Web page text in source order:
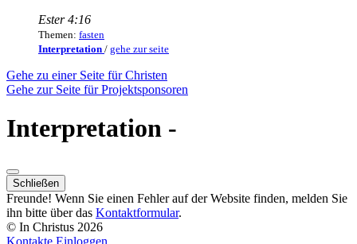
Ester 4:16
Themen: fasten
Interpretation / gehe zur seite
Gehe zu einer Seite für Christen
Gehe zur Seite für Projektsponsoren
Interpretation -
Schließen
Freunde! Wenn Sie einen Fehler auf der Website finden, melden Sie
ihn bitte über das Kontaktformular.
© In Christus 2026
Kontakte Einloggen